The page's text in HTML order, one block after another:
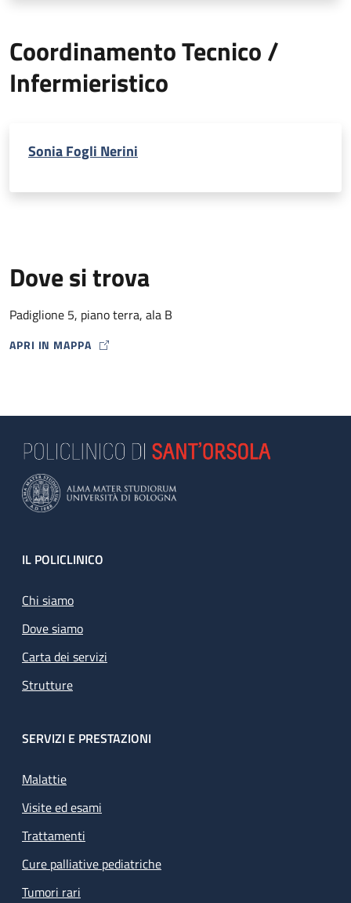
Coordinamento Tecnico /
Infermieristico
Sonia Fogli Nerini
Dove si trova
Padiglione 5, piano terra, ala B
APRI IN MAPPA
MAP ICON
Footer
IL POLICLINICO
Chi siamo
Dove siamo
Carta dei servizi
Strutture
SERVIZI E PRESTAZIONI
Malattie
Visite ed esami
Trattamenti
Cure palliative pediatriche
Tumori rari